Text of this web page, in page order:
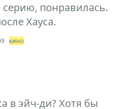
понравилась.
Хауса.
кино
в эйч-ди? Хотя бы